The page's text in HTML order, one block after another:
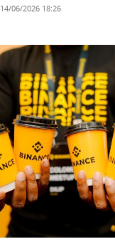
14/06/2026 18:26